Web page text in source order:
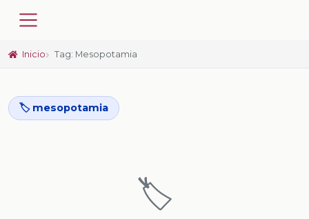
Inicio Tag: Mesopotamia
🏷️ mesopotamia
🏷️